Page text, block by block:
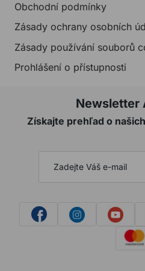
Obchodní podmínky
Zásady ochrany osobních
Zásady používání souborů
Prohlášení o přístupnosti
Newsletter
Získajte prehľad o